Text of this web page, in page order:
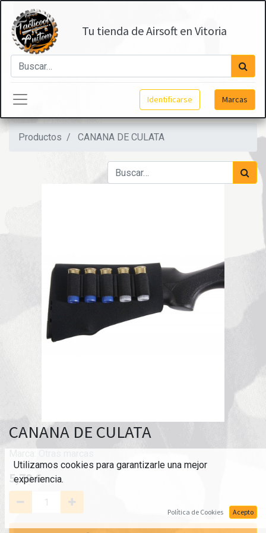
Tu tienda de Airsoft en Vitoria
Identificarse Marcas
Productos CANANA DE CULATA
CANANA DE CULATA
5,70€
Utilizamos cookies para garantizarle una mejor
experiencia.
Política de Cookies Acepto